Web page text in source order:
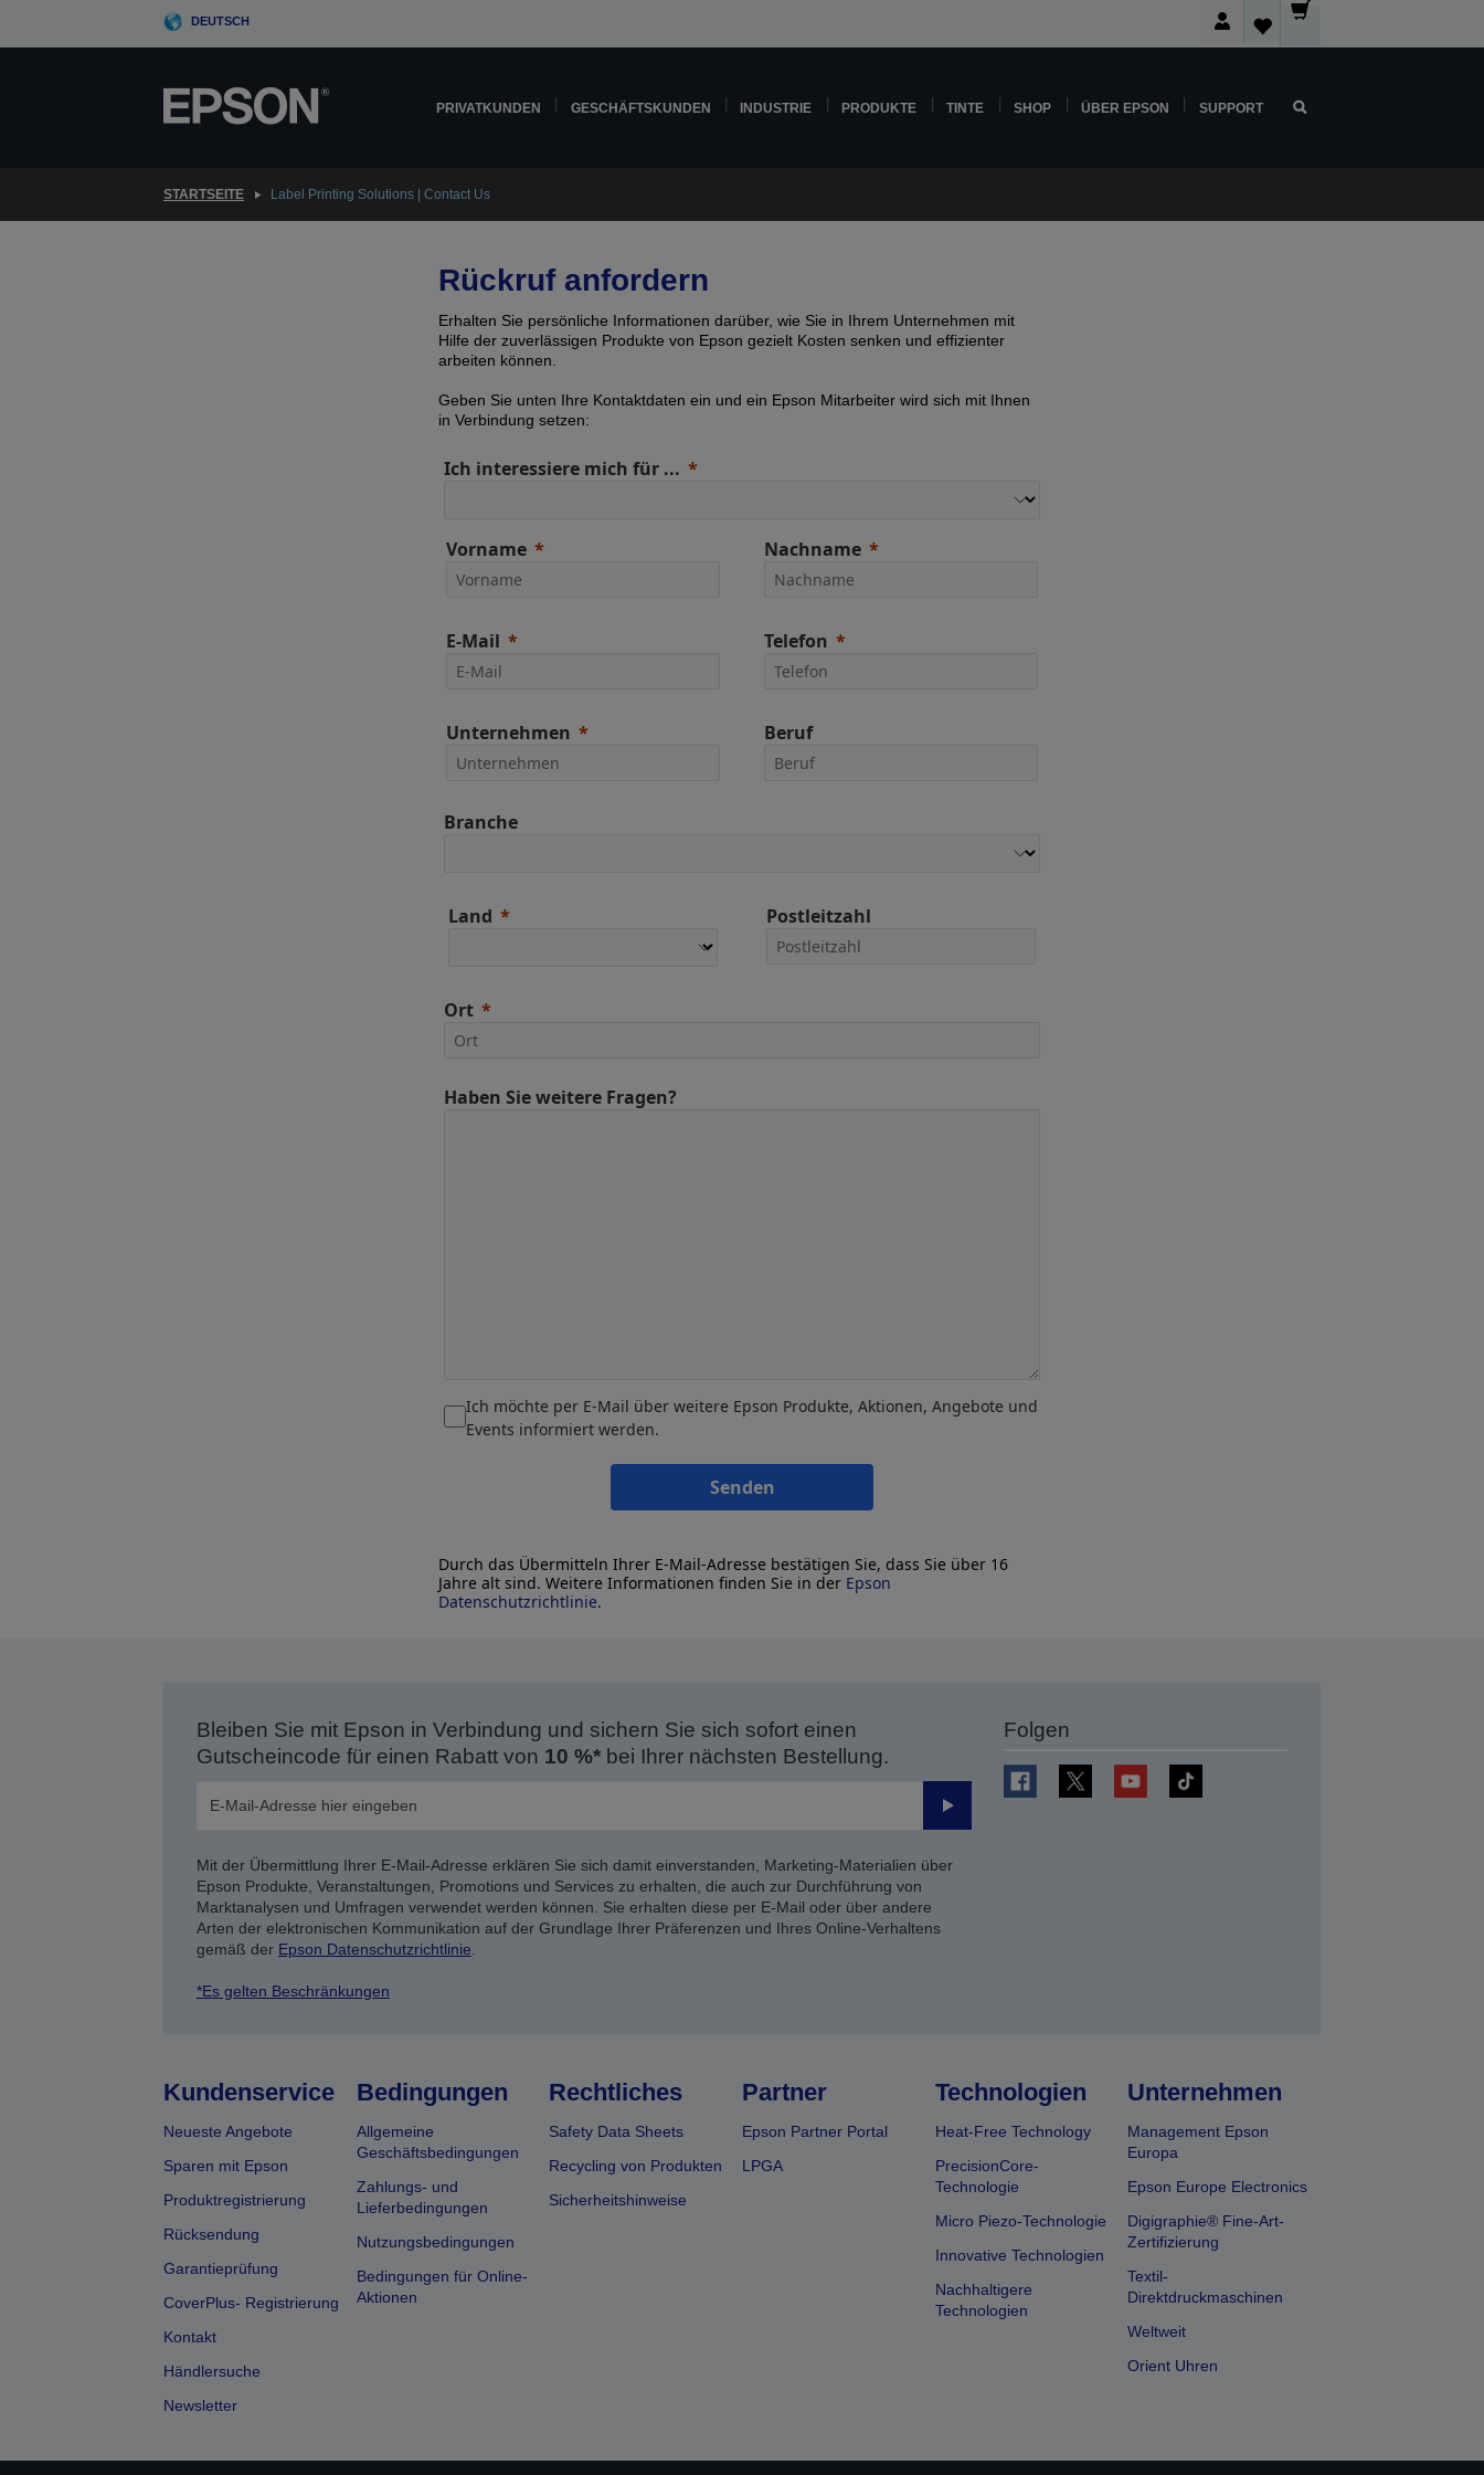
DEUTSCH
PRIVATKUNDEN GESCHÄFTSKUNDEN INDUSTRIE PRODUKTE TINTE SHOP ÜBER EPSON SUPPORT
STARTSEITE Label Printing Solutions | Contact Us
Rückruf anfordern
Erhalten Sie persönliche Informationen darüber, wie Sie in Ihrem Unternehmen mit
Hilfe der zuverlässigen Produkte von Epson gezielt Kosten senken und effizienter
arbeiten können.
Geben Sie unten Ihre Kontaktdaten ein und ein Epson Mitarbeiter wird sich mit Ihnen
in Verbindung setzen:
Ich interessiere mich für ...
Vorname Nachname
E-Mail Telefon
Unternehmen Beruf
Branche
Land Postleitzahl
Ort
Haben Sie weitere Fragen?
Ich möchte per E-Mail über weitere Epson Produkte, Aktionen, Angebote und
Events informiert werden.
Senden
Durch das Übermitteln Ihrer E-Mail-Adresse bestätigen Sie, dass Sie über 16
Jahre alt sind. Weitere Informationen finden Sie in der Epson
Datenschutzrichtlinie.
Bleiben Sie mit Epson in Verbindung und sichern Sie sich sofort einen
Gutscheincode für einen Rabatt von 10 %*bei Ihrer nächsten Bestellung.
Senden
Mit der Übermittlung Ihrer E-Mail-Adresse erklären Sie sich damit einverstanden, Marketing-Materialien über
Epson Produkte, Veranstaltungen, Promotions und Services zu erhalten, die auch zur Durchführung von
Marktanalysen und Umfragen verwendet werden können. Sie erhalten diese per E-Mail oder über andere
Arten der elektronischen Kommunikation auf der Grundlage Ihrer Präferenzen und Ihres Online-Verhaltens
gemäß der Epson Datenschutzrichtlinie
*Es gelten Beschränkungen
Folgen
Kundenservice
Neueste Angebote
Sparen mit Epson
Produktregistrierung
Rücksendung
Garantieprüfung
CoverPlus- Registrierung
Kontakt
Händlersuche
Newsletter
Bedingungen
Allgemeine
Geschäftsbedingungen
Zahlungs- und
Lieferbedingungen
Nutzungsbedingungen
Bedingungen für Online-
Aktionen
Rechtliches
Safety Data Sheets
Recycling von Produkten
Sicherheitshinweise
Partner
Epson Partner Portal
LPGA
Technologien
Heat-Free Technology
PrecisionCore-
Technologie
Micro Piezo-Technologie
Innovative Technologien
Nachhaltigere
Technologien
Unternehmen
Management Epson
Europa
Epson Europe Electronics
Digigraphie® Fine-Art-
Zertifizierung
Textil-
Direktdruckmaschinen
Weltweit
Orient Uhren